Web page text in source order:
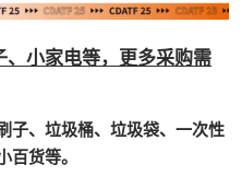
小家电等，更多采购需
子、垃圾桶、垃圾袋、一次性
货等。